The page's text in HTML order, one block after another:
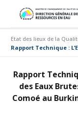
Etat des lieux de la
Rapport Technique :
Rapport
des Eaux
Comoé au